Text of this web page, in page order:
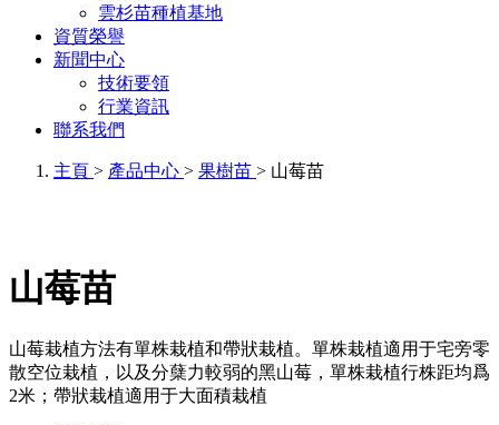
雲杉苗種植基地
資質榮譽
新聞中心
技術要領
行業資訊
聯系我們
主頁 > 產品中心 > 果樹苗 > 山莓苗
山莓苗
山莓栽植方法有單株栽植和帶狀栽植。單株栽植適用于宅旁零
散空位栽植，以及分蘖力較弱的黑山莓，單株栽植行株距均爲
2米；帶狀栽植適用于大面積栽植